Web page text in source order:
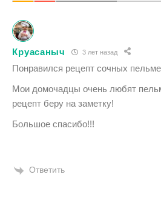
Круасаныч 3 лет назад
Понравился рецепт сочных
Мои домочадцы очень любят
рецепт беру на заметку!
Большое спасибо!!!
Ответить